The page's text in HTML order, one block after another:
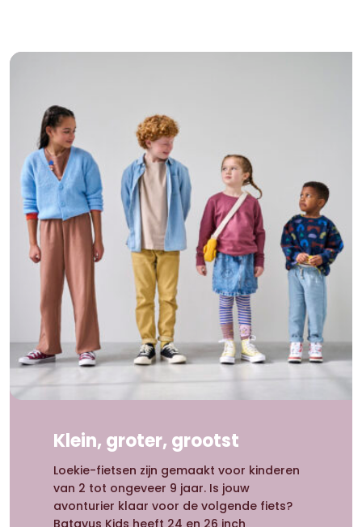
Klein, groter, grootst
Loekie-fietsen zijn gemaakt voor kinderen
van 2 tot ongeveer 9 jaar. Is jouw
avonturier klaar voor de volgende fiets?